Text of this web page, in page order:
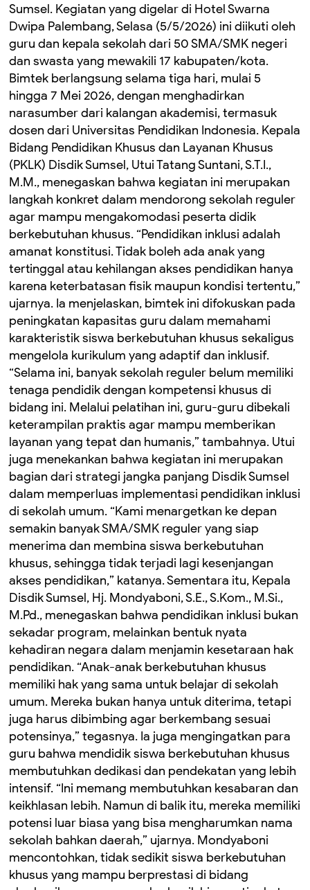
Sumsel. Kegiatan yang digelar di Hotel Swarna
Dwipa Palembang, Selasa (5/5/2026) ini diikuti oleh
guru dan kepala sekolah dari 50 SMA/SMK negeri
dan swasta yang mewakili 17 kabupaten/kota.
Bimtek berlangsung selama tiga hari, mulai 5
hingga 7 Mei 2026, dengan menghadirkan
narasumber dari kalangan akademisi, termasuk
dosen dari Universitas Pendidikan Indonesia. Kepala
Bidang Pendidikan Khusus dan Layanan Khusus
(PKLK) Disdik Sumsel, Utui Tatang Suntani, S.T.I.,
M.M., menegaskan bahwa kegiatan ini merupakan
langkah konkret dalam mendorong sekolah reguler
agar mampu mengakomodasi peserta didik
berkebutuhan khusus. “Pendidikan inklusi adalah
amanat konstitusi. Tidak boleh ada anak yang
tertinggal atau kehilangan akses pendidikan hanya
karena keterbatasan fisik maupun kondisi tertentu,”
ujarnya. Ia menjelaskan, bimtek ini difokuskan pada
peningkatan kapasitas guru dalam memahami
karakteristik siswa berkebutuhan khusus sekaligus
mengelola kurikulum yang adaptif dan inklusif.
“Selama ini, banyak sekolah reguler belum memiliki
tenaga pendidik dengan kompetensi khusus di
bidang ini. Melalui pelatihan ini, guru-guru dibekali
keterampilan praktis agar mampu memberikan
layanan yang tepat dan humanis,” tambahnya. Utui
juga menekankan bahwa kegiatan ini merupakan
bagian dari strategi jangka panjang Disdik Sumsel
dalam memperluas implementasi pendidikan inklusi
di sekolah umum. “Kami menargetkan ke depan
semakin banyak SMA/SMK reguler yang siap
menerima dan membina siswa berkebutuhan
khusus, sehingga tidak terjadi lagi kesenjangan
akses pendidikan,” katanya. Sementara itu, Kepala
Disdik Sumsel, Hj. Mondyaboni, S.E., S.Kom., M.Si.,
M.Pd., menegaskan bahwa pendidikan inklusi bukan
sekadar program, melainkan bentuk nyata
kehadiran negara dalam menjamin kesetaraan hak
pendidikan. “Anak-anak berkebutuhan khusus
memiliki hak yang sama untuk belajar di sekolah
umum. Mereka bukan hanya untuk diterima, tetapi
juga harus dibimbing agar berkembang sesuai
potensinya,” tegasnya. Ia juga mengingatkan para
guru bahwa mendidik siswa berkebutuhan khusus
membutuhkan dedikasi dan pendekatan yang lebih
intensif. “Ini memang membutuhkan kesabaran dan
keikhlasan lebih. Namun di balik itu, mereka memiliki
potensi luar biasa yang bisa mengharumkan nama
sekolah bahkan daerah,” ujarnya. Mondyaboni
mencontohkan, tidak sedikit siswa berkebutuhan
khusus yang mampu berprestasi di bidang